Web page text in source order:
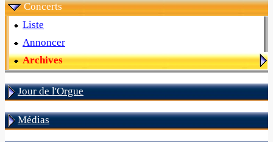
Concerts
Liste
Annoncer
Archives
Jour de l'Orgue
Médias